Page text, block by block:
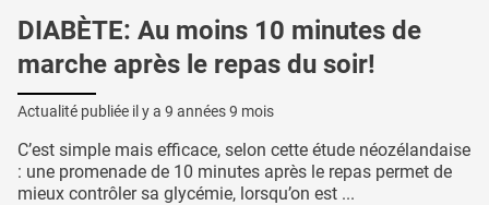
DIABÈTE: Au moins 10 minutes de
marche après le repas du soir!
Actualité publiée il y a 9 années 9 mois
C’est simple mais efficace, selon cette étude néozélandaise
: une promenade de 10 minutes après le repas permet de
mieux contrôler sa glycémie, lorsqu’on est ...